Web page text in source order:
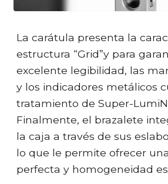
La carátula presenta la
estructura “Grid”y para
excelente legibilidad, las
y los indicadores metálicos
tratamiento de Super-
Finalmente, el brazalete
la caja a través de sus
lo que le permite ofrecer
perfecta y homogeneidad